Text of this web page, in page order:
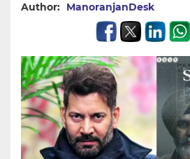
Author: ManoranjanDesk